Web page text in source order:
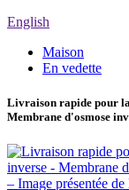
English
Maison
En vedette
Livraison rapide pour
Membrane d'osmose